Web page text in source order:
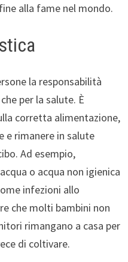
alla fame nel mondo.
la responsabilità
per la salute. È
corretta alimentazione,
e rimanere in salute
Ad esempio,
o acqua non igienica
infezioni allo
che molti bambini non
rimangano a casa per
di coltivare.